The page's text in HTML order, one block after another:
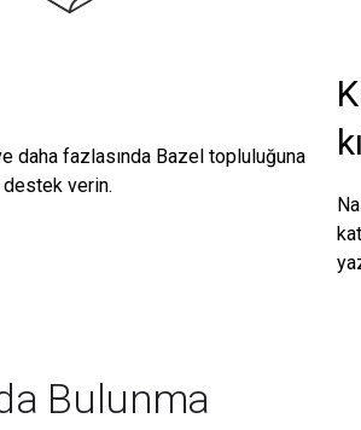
daha fazlasında Bazel topluluğuna
destek verin.
Bulunma